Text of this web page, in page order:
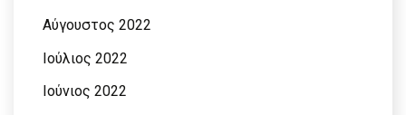
Αύγουστος 2022
Ιούλιος 2022
Ιούνιος 2022